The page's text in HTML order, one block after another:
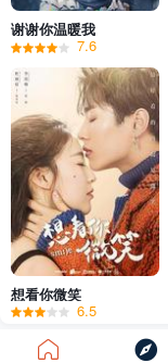
谢谢你温暖我
7.6
想看你微笑
6.5